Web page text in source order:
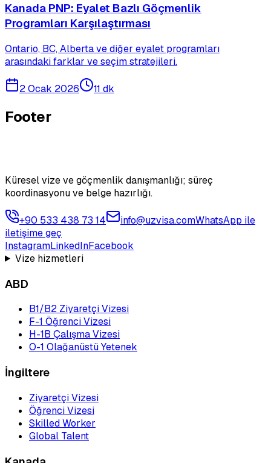
Kanada PNP: Eyalet Bazlı Göçmenlik
Programları Karşılaştırması
Ontario, BC, Alberta ve diğer eyalet programları
arasındaki farklar ve seçim stratejileri.
2 Ocak 2026 11 dk
Footer
Küresel vize ve göçmenlik danışmanlığı; süreç
koordinasyonu ve belge hazırlığı.
+90 533 438 73 14 info@uzvisa.comWhatsApp ile
iletişime geç
InstagramLinkedInFacebook
Vize hizmetleri
ABD
B1/B2 Ziyaretçi Vizesi
F-1 Öğrenci Vizesi
H-1B Çalışma Vizesi
O-1 Olağanüstü Yetenek
İngiltere
Ziyaretçi Vizesi
Öğrenci Vizesi
Skilled Worker
Global Talent